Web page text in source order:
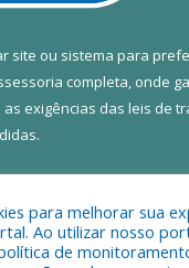
site ou sistema para
completa, onde
exigências das leis de
para melhorar sua
Ao utilizar nosso
de